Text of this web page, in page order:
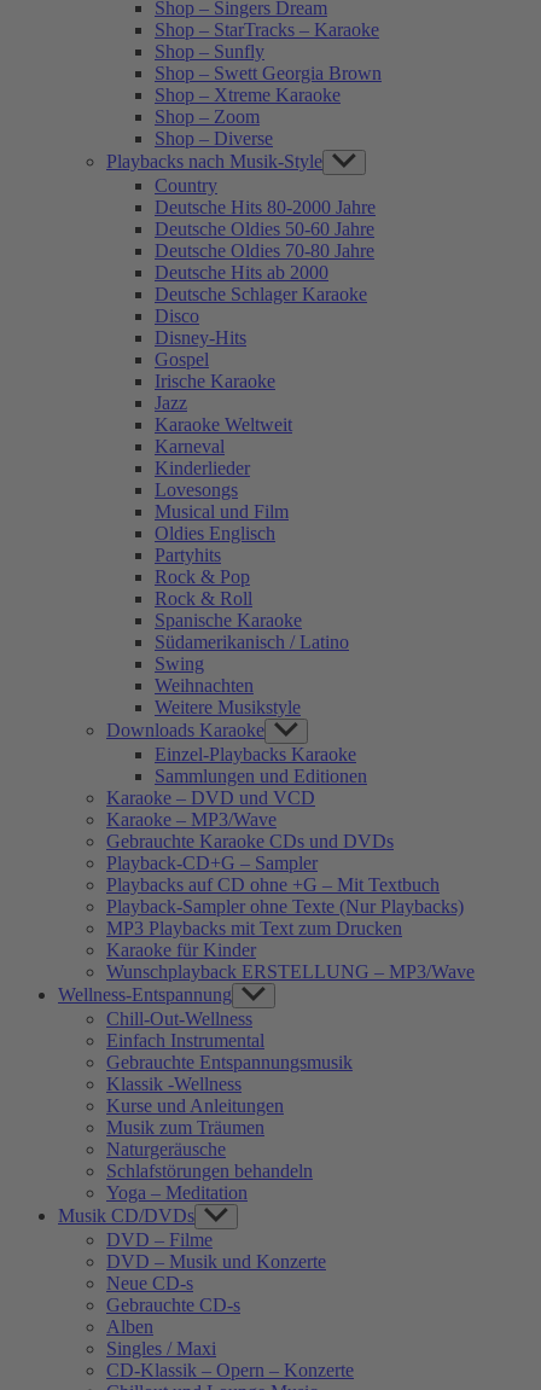
Shop – Singers Dream
Shop – StarTracks – Karaoke
Shop – Sunfly
Shop – Swett Georgia Brown
Shop – Xtreme Karaoke
Shop – Zoom
Shop – Diverse
Playbacks nach Musik-Style Show
sub
menu
Country
Deutsche Hits 80-2000 Jahre
Deutsche Oldies 50-60 Jahre
Deutsche Oldies 70-80 Jahre
Deutsche Hits ab 2000
Deutsche Schlager Karaoke
Disco
Disney-Hits
Gospel
Irische Karaoke
Jazz
Karaoke Weltweit
Karneval
Kinderlieder
Lovesongs
Musical und Film
Oldies Englisch
Partyhits
Rock & Pop
Rock & Roll
Spanische Karaoke
Südamerikanisch / Latino
Swing
Weihnachten
Weitere Musikstyle
Downloads Karaoke Show
sub
menu
Einzel-Playbacks Karaoke
Sammlungen und Editionen
Karaoke – DVD und VCD
Karaoke – MP3/Wave
Gebrauchte Karaoke CDs und DVDs
Playback-CD+G – Sampler
Playbacks auf CD ohne +G – Mit Textbuch
Playback-Sampler ohne Texte (Nur Playbacks)
MP3 Playbacks mit Text zum Drucken
Karaoke für Kinder
Wunschplayback ERSTELLUNG – MP3/Wave
Wellness-Entspannung Show
sub
menu
Chill-Out-Wellness
Einfach Instrumental
Gebrauchte Entspannungsmusik
Klassik -Wellness
Kurse und Anleitungen
Musik zum Träumen
Naturgeräusche
Schlafstörungen behandeln
Yoga – Meditation
Musik CD/DVDs Show
sub
menu
DVD – Filme
DVD – Musik und Konzerte
Neue CD-s
Gebrauchte CD-s
Alben
Singles / Maxi
CD-Klassik – Opern – Konzerte